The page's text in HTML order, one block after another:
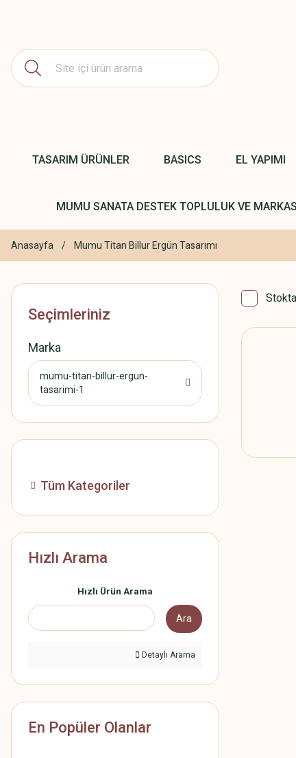
TASARIM ÜRÜNLER BASICS EL YAPIMI
MUMU SANATA DESTEK TOPLULUK VE
Anasayfa Mumu Titan Billur Ergün Tasarımı
Seçimleriniz
Marka
mumu-titan-billur-ergun-
tasarimi-1
Tüm Kategoriler
Hızlı Arama
Hızlı Ürün Arama
Ara
Detaylı Arama
En Popüler Olanlar